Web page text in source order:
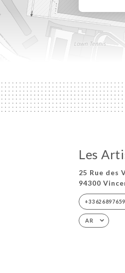
Les
25 Rue des
94300
+33626897659
AR